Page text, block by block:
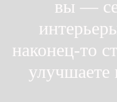
вы —
наконец-то
улучшаете